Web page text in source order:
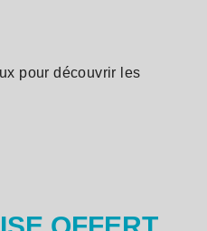
pour découvrir les